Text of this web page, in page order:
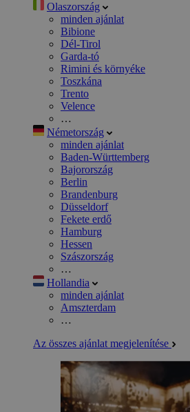
Olaszország
minden ajánlat
Bibione
Dél-Tirol
Garda-tó
Rimini és környéke
Toszkána
Trento
Velence
…
Németország
minden ajánlat
Baden-Württemberg
Bajorország
Berlin
Brandenburg
Düsseldorf
Fekete erdő
Hamburg
Hessen
Szászország
…
Hollandia
minden ajánlat
Amszterdam
…
Az összes ajánlat megjelenítése